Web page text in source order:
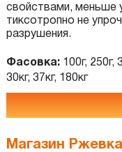
свойствами, меньше
тиксотропно не
разрушения.
Фасовка:100г, 250г,
30кг, 37кг, 180кг
Магазин Ржевка